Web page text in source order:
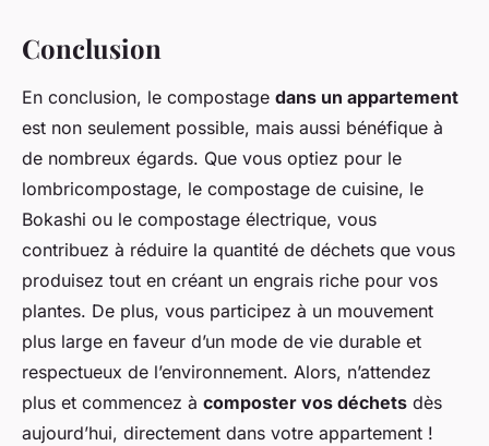
Conclusion
En conclusion, le compostage dans un appartement
est non seulement possible, mais aussi bénéfique à
de nombreux égards. Que vous optiez pour le
lombricompostage, le compostage de cuisine, le
Bokashi ou le compostage électrique, vous
contribuez à réduire la quantité de déchets que vous
produisez tout en créant un engrais riche pour vos
plantes. De plus, vous participez à un mouvement
plus large en faveur d’un mode de vie durable et
respectueux de l’environnement. Alors, n’attendez
plus et commencez à composter vos déchets dès
aujourd’hui, directement dans votre appartement !